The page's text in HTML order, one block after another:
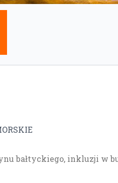
bałtyckiego, inkluzji w